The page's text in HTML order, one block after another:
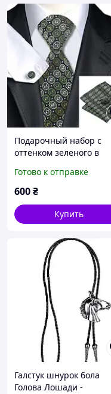
Подарочный набор с
оттенком зеленого в
Готово к отправке
600₴
Купить
Галстук шнурок бола
Голова Лошади -